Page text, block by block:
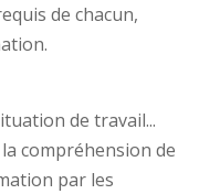
de chacun,
de travail...
compréhension de
par les